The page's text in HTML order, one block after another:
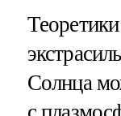
Солнца